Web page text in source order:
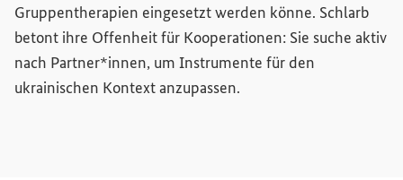
Gruppentherapien eingesetzt werden könne. Schlarb
betont ihre Offenheit für Kooperationen: Sie suche aktiv
nach Partner*innen, um Instrumente für den
ukrainischen Kontext anzupassen.